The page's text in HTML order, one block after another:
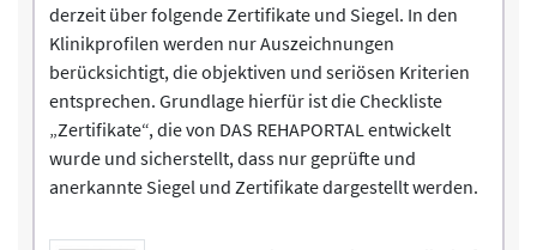
derzeit über folgende Zertifikate und Siegel. In den
Klinikprofilen werden nur Auszeichnungen
berücksichtigt, die objektiven und seriösen Kriterien
entsprechen. Grundlage hierfür ist die Checkliste
„Zertifikate“, die von DAS REHAPORTAL entwickelt
wurde und sicherstellt, dass nur geprüfte und
anerkannte Siegel und Zertifikate dargestellt werden.